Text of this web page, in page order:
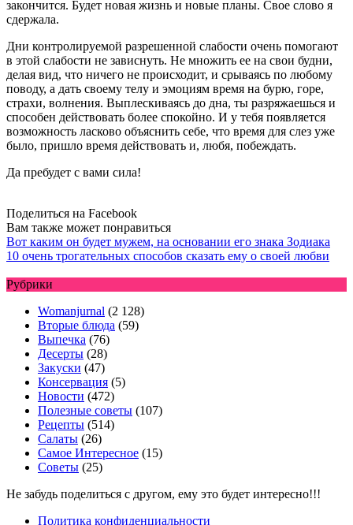
закончится. Будет новая жизнь и новые планы. Свое слово я
сдержала.
Дни контролируемой разрешенной слабости очень помогают
в этой слабости не зависнуть. Не множить ее на свои будни,
делая вид, что ничего не происходит, и срываясь по любому
поводу, а дать своему телу и эмоциям время на бурю, горе,
страхи, волнения. Выплескиваясь до дна, ты разряжаешься и
способен действовать более спокойно. И у тебя появляется
возможность ласково объяснить себе, что время для слез уже
было, пришло время действовать и, любя, побеждать.
Да пребудет с вами сила!
Поделиться на Facebook
Вам также может понравиться
Вот каким он будет мужем, на основании его знака Зодиака
10 очень трогательных способов сказать ему о своей любви
Рубрики
Womanjurnal (2 128)
Вторые блюда (59)
Выпечка (76)
Десерты (28)
Закуски (47)
Консервация (5)
Новости (472)
Полезные советы (107)
Рецепты (514)
Салаты (26)
Самое Интересное (15)
Советы (25)
Не забудь поделиться с другом, ему это будет интересно!!!
Политика конфиденциальности